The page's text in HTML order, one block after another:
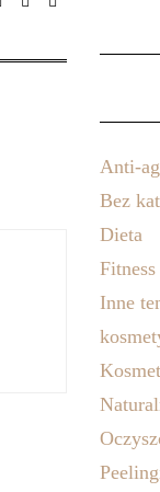
Anti-
Bez
Dieta
Inne